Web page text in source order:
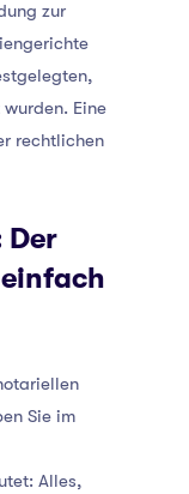
zur
Eine
rechtlichen
Der
Sie im
Alles,